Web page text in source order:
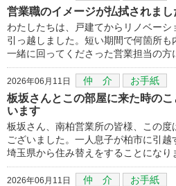
営業職のイメージが払拭されまし
わたしたちは、戸建てからリノベー
引っ越しました。短い期間で何箇所
一緒に回ってくださった営業担当の方
2026年06月11日 仲 介 お手紙
板坂さんとこの部屋に来た時の
います
板坂さん、南柏営業所の皆様、この度
ございました。一人息子が柏市に引越
埼玉県から住み替えをすることになり
2026年06月11日 仲 介 お手紙